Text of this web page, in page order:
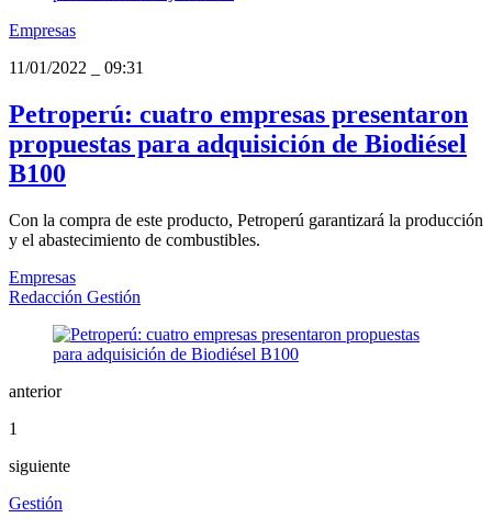
Empresas
11/01/2022
09:31
Petroperú: cuatro empresas presentaron
propuestas para adquisición de Biodiésel
B100
Con la compra de este producto, Petroperú garantizará la producción
y el abastecimiento de combustibles.
Empresas
Redacción Gestión
anterior
1
siguiente
Gestión